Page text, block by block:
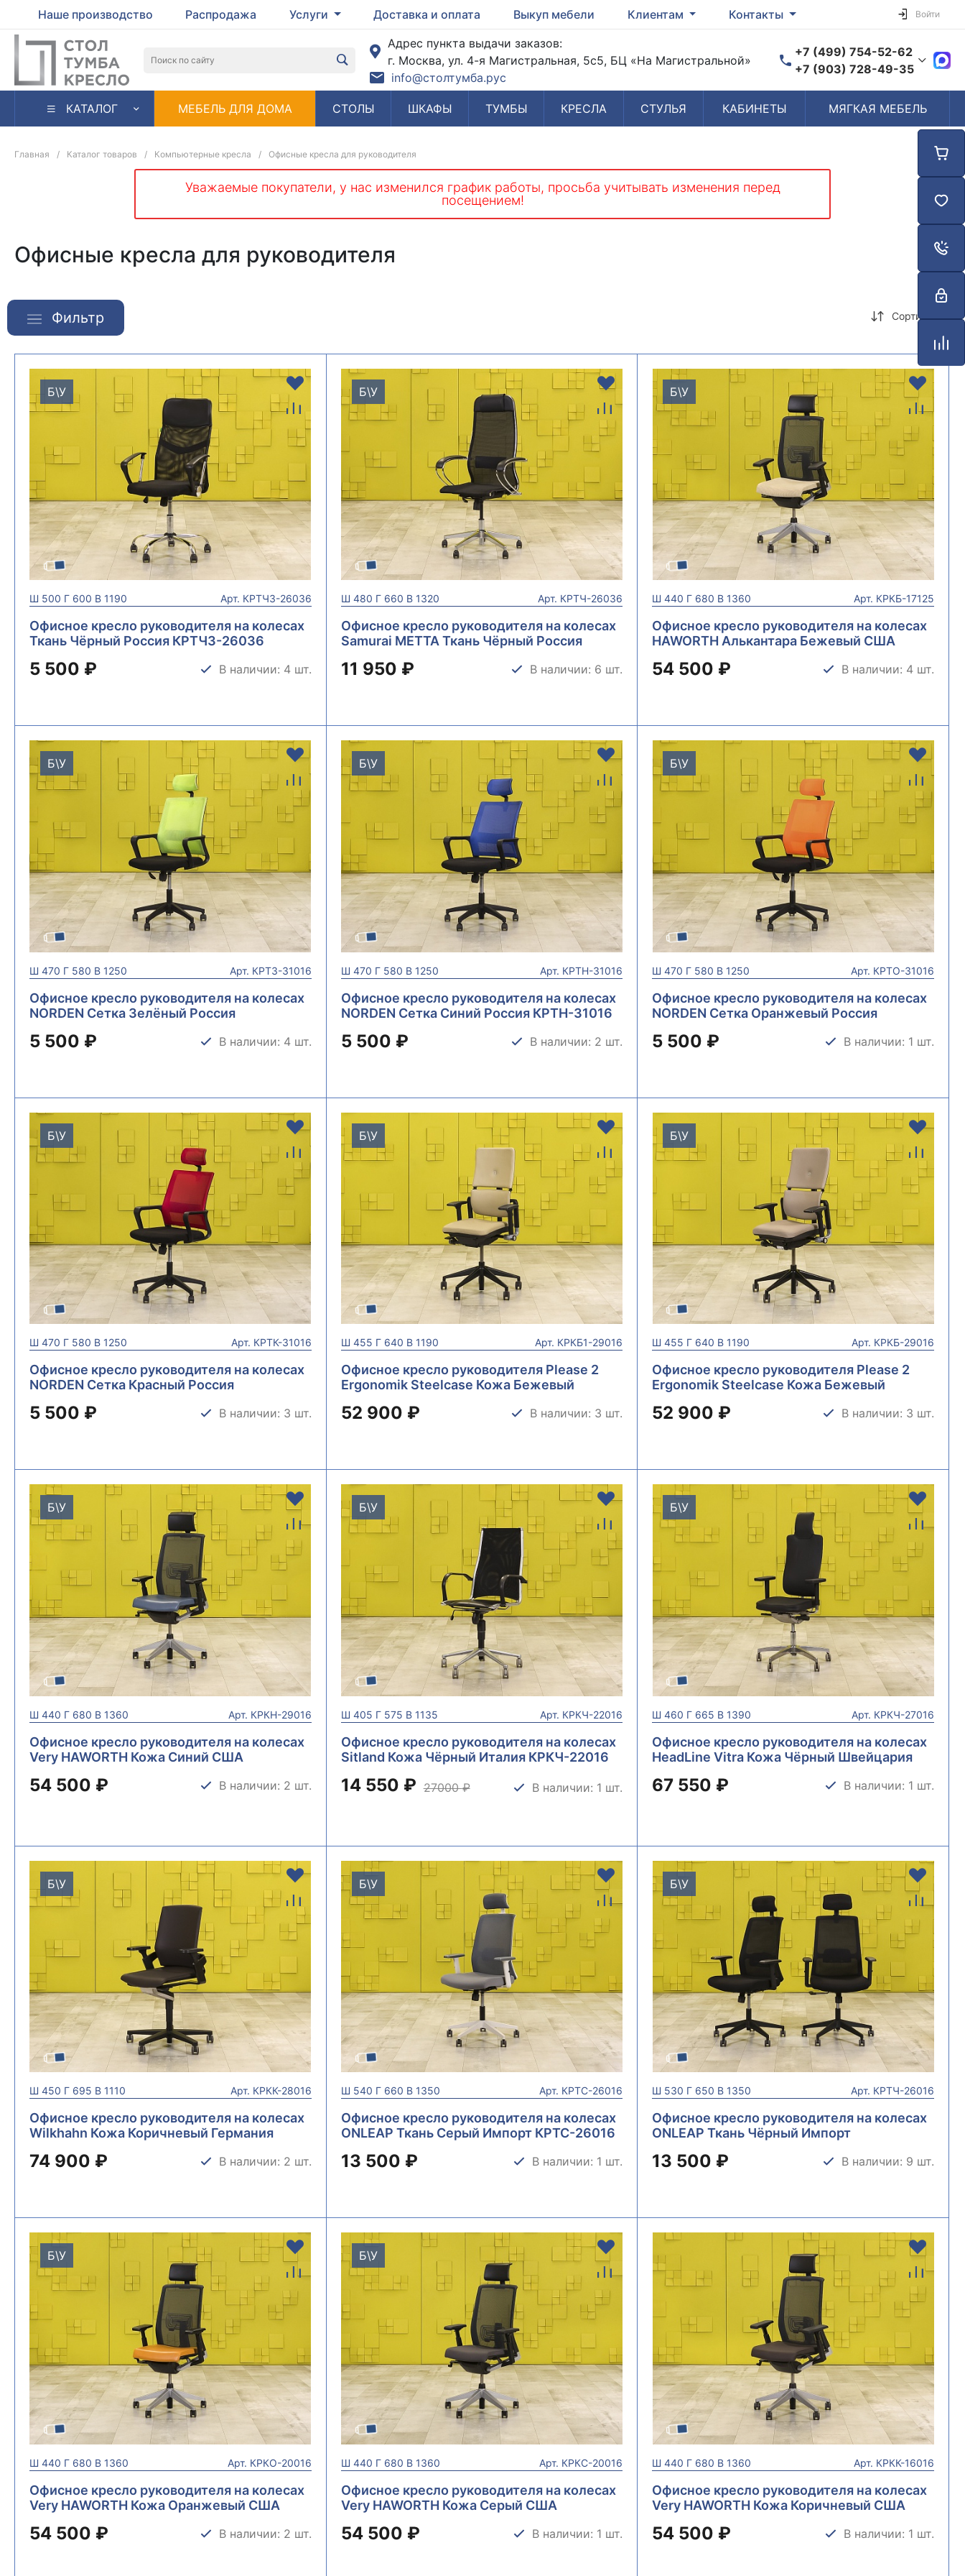
Наше производство Распродажа Услуги Доставка и оплата Выкуп мебели Клиентам Контакты Войти
Адрес пункта выдачи заказов:
г. Москва, ул. 4-я Магистральная, 5с5, БЦ «На Магистральной»
info@столтумба.рус
+7 (499) 754-52-62
+7 (903) 728-49-35
Время работы
Пн-Пт: 10:00-19:00
КАТАЛОГ МЕБЕЛЬ ДЛЯ ДОМА СТОЛЫ ШКАФЫ ТУМБЫ КРЕСЛА СТУЛЬЯ КАБИНЕТЫ МЯГКАЯ МЕБЕЛЬ
Главная / Каталог товаров / Компьютерные кресла / Офисные кресла для руководителя
Уважаемые покупатели, у нас изменился график работы, просьба учитывать изменения перед
посещением!
Офисные кресла для руководителя
Фильтр Сортировка
Б\У
Ш 500 Г 600 В 1190 Арт. КРТЧ3-26036
Офисное кресло руководителя на колесах
Ткань Чёрный Россия КРТЧ3-26036
5 500 ₽ В наличии: 4 шт.
Б\У
Ш 480 Г660 В1320 Арт. КРТЧ-26036
Офисное кресло руководителя на колесах
Samurai МЕТТА Ткань Чёрный Россия
11 950 ₽ В наличии: 6 шт.
Б\У
Ш 440 Г 680 В 1360 Арт. КРКБ-17125
Офисное кресло руководителя на колесах
HAWORTH Алькантара Бежевый США
54 500 ₽ В наличии: 4 шт.
Б\У
Ш 470 Г 580 В 1250 Арт. КРТЗ-31016
Офисное кресло руководителя на колесах
NORDEN Сетка Зелёный Россия
5 500 ₽ В наличии: 4 шт.
Б\У
Ш 470 Г580 В1250 Арт. КРТН-31016
Офисное кресло руководителя на колесах
NORDEN Сетка Синий Россия КРТН-31016
5 500 ₽ В наличии: 2 шт.
Б\У
Ш 470 Г 580 В 1250 Арт. КРТО-31016
Офисное кресло руководителя на колесах
NORDEN Сетка Оранжевый Россия
5 500 ₽ В наличии: 1 шт.
Б\У
Ш 470 Г 580 В 1250 Арт. КРТК-31016
Офисное кресло руководителя на колесах
NORDEN Сетка Красный Россия
5 500 ₽ В наличии: 3 шт.
Б\У
Ш 455 Г640 В1190 Арт. КРКБ1-29016
Офисное кресло руководителя Please 2
Ergonomik Steelcase Кожа Бежевый
52 900 ₽ В наличии: 3 шт.
Б\У
Ш 455 Г 640 В 1190 Арт. КРКБ-29016
Офисное кресло руководителя Please 2
Ergonomik Steelcase Кожа Бежевый
52 900 ₽ В наличии: 3 шт.
Б\У
Ш 440 Г 680 В 1360 Арт. КРКН-29016
Офисное кресло руководителя на колесах
Very HAWORTH Кожа Синий США
54 500 ₽ В наличии: 2 шт.
Б\У
Ш 405 Г575 В1135 Арт. КРКЧ-22016
Офисное кресло руководителя на колесах
Sitland Кожа Чёрный Италия КРКЧ-22016
14 550 ₽ 27000₽ В наличии: 1 шт.
Б\У
Ш 460 Г 665 В 1390 Арт. КРКЧ-27016
Офисное кресло руководителя на колесах
HeadLine Vitra Кожа Чёрный Швейцария
67 550 ₽ В наличии: 1 шт.
Б\У
Ш 450 Г 695 В 1110 Арт. КРКК-28016
Офисное кресло руководителя на колесах
Wilkhahn Кожа Коричневый Германия
74 900 ₽ В наличии: 2 шт.
Б\У
Ш 540 Г660 В1350 Арт. КРТС-26016
Офисное кресло руководителя на колесах
ONLEAP Ткань Серый Импорт КРТС-26016
13 500 ₽ В наличии: 1 шт.
Б\У
Ш 530 Г 650 В 1350 Арт. КРТЧ-26016
Офисное кресло руководителя на колесах
ONLEAP Ткань Чёрный Импорт
13 500 ₽ В наличии: 9 шт.
Б\У
Ш 440 Г 680 В 1360 Арт. КРКО-20016
Офисное кресло руководителя на колесах
Very HAWORTH Кожа Оранжевый США
54 500 ₽ В наличии: 2 шт.
Б\У
Ш 440 Г680 В1360 Арт. КРКС-20016
Офисное кресло руководителя на колесах
Very HAWORTH Кожа Серый США
54 500 ₽ В наличии: 1 шт.
Ш 440 Г 680 В 1360 Арт. КРКК-16016
Офисное кресло руководителя на колесах
Very HAWORTH Кожа Коричневый США
54 500 ₽ В наличии: 1 шт.